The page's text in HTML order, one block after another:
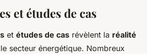
et études de cas
et études de cas révèlent la réalité
secteur énergétique. Nombreux